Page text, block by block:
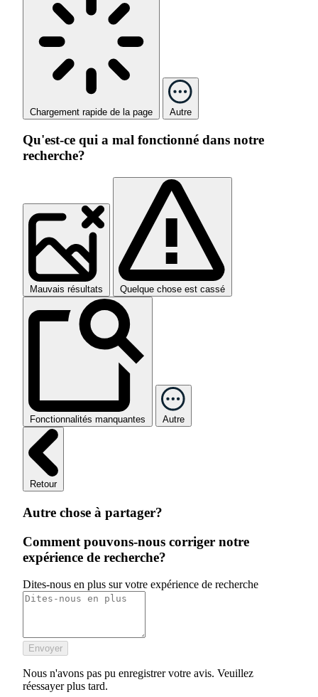
Chargement rapide de la page Autre
Qu'est-ce qui a mal fonctionné dans notre
recherche?
Mauvais résultats Quelque chose est cassé
Fonctionnalités manquantes Autre
Retour
Autre chose à partager?
Comment pouvons-nous corriger notre
expérience de recherche?
Dites-nous en plus sur votre expérience de recherche
Envoyer
Nous n'avons pas pu enregistrer votre avis. Veuillez
réessayer plus tard.